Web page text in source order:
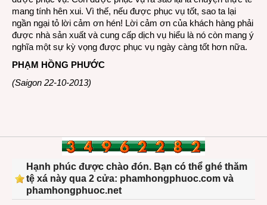
mang tính hên xui. Vì thế, nếu được phục vụ tốt, sao ta lại
ngần ngại tỏ lời cảm ơn hén! Lời cảm ơn của khách hàng phải
được nhà sản xuất và cung cấp dịch vụ hiểu là nó còn mang ý
nghĩa một sự kỳ vọng được phục vụ ngày càng tốt hơn nữa.
PHẠM HỒNG PHƯỚC
(Saigon 22-10-2013)
Hạnh phúc được chào đón. Bạn có thể ghé thăm
tệ xá này qua 2 cửa: phamhongphuoc.com và
phamhongphuoc.net